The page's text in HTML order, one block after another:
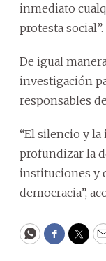
inmediato
protesta social”.
De igual
investigación
responsables
“El silencio y
profundizar la
instituciones y
democracia”,
WhatsApp